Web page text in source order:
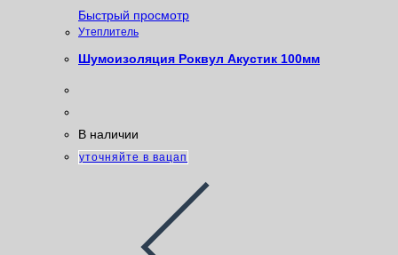
Быстрый просмотр
Утеплитель
Шумоизоляция Роквул Акустик 100мм
В наличии
уточняйте в вацап